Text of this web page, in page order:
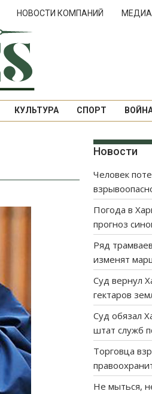
НОВОСТИ КОМПАНИЙ
КУЛЬТУРА СПОРТ
Новости
Человек
Погода в
прогноз
Ряд
изменят
Суд вернул
гектаров
Суд обязал
штат служб
Торговца
Не мыться,